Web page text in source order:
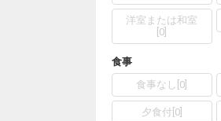
洋室または和室
0
食事
食事なし 0
夕食付 0]